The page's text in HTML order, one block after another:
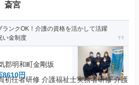
斎宮
ランクOK！介護の資格を活かして活躍
金制度
郡明和町金剛坂
8610円
初任者研修 介護福祉士実務者研修 介護